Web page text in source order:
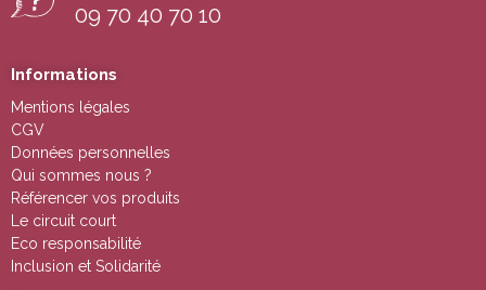
09 70 40 70 10
Informations
Mentions légales
CGV
Données personnelles
Qui sommes nous ?
Référencer vos produits
Le circuit court
Eco responsabilité
Inclusion et Solidarité